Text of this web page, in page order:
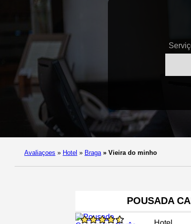
Avaliaçoes » Hotel » Braga » Vieira do minho
POUSADA